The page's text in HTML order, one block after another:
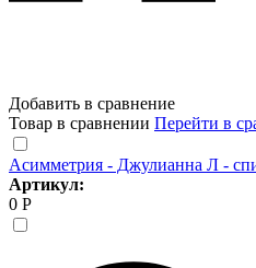
Добавить в сравнение
Товар в сравнении Перейти в
Асимметрия - Джулианна Л -
Артикул:
0 Р